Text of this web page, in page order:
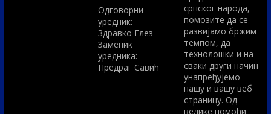
Одговорни
уредник:
Здравко Елез
Заменик
уредника:
Предраг Савић
српског народа,
помозите да се
развијамо бржим
темпом, да
технолошки и на
сваки други начин
унапређујемо
нашу и вашу веб
страницу. Од
велике помоћи